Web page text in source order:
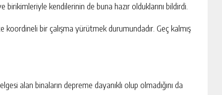
birikimleriyle kendilerinin de buna hazır olduklarını bildirdi.
bir çalışma yürütmek durumundadır. Geç kalmış
alan binaların depreme dayanıklı olup olmadığını da